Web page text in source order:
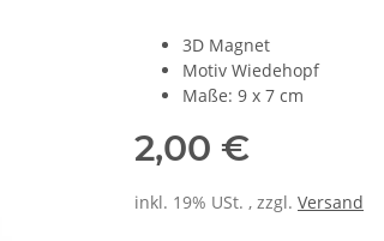
3D Magnet
Motiv Wiedehopf
Maße: 9 x 7 cm
2,00 €
inkl. 19% USt. , zzgl. Versand